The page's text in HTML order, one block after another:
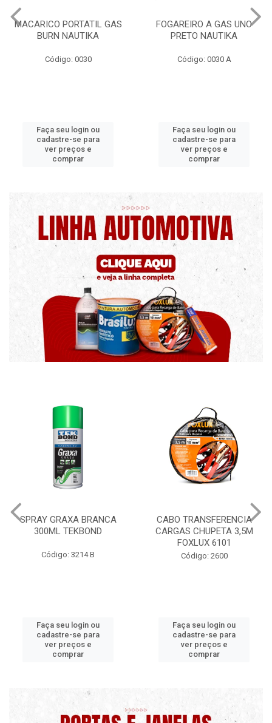
PORTATIL GAS
BURN NAUTIKA
Código: 0030
Faça seu login ou
cadastre-se para
ver preços e
comprar
FOGAREIRO A GAS UNO
PRETO NAUTIKA
Código: 0030 A
Faça seu login ou
cadastre-se para
ver preços e
comprar
CABO TRANSFERENCIA
CARGAS CHUPETA 3,5M
Código: 2600
Faça seu login ou
cadastre-se para
ver preços e
comprar
CHAVE DE RODA TIPO CRUZ
17X19X21X23 FOX 4513
Código: 2628
Faça seu login ou
cadastre-se para
ver preços e
comprar